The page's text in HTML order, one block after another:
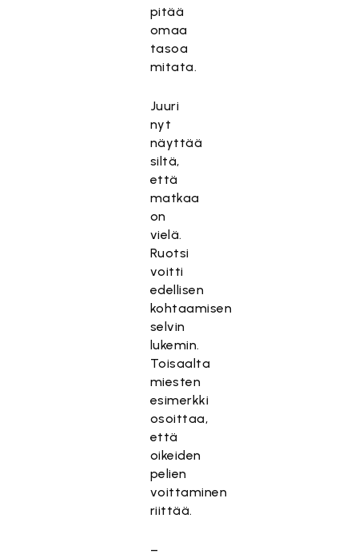
pitää
omaa
tasoa
mitata.
Juuri
nyt
näyttää
siltä,
että
matkaa
on
vielä.
Ruotsi
voitti
edellisen
kohtaamisen
selvin
lukemin.
Toisaalta
miesten
esimerkki
osoittaa,
että
oikeiden
pelien
voittaminen
riittää.
–